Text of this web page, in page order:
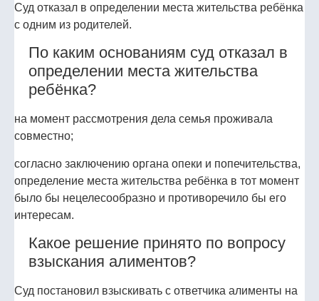
Суд отказал в определении места жительства ребёнка
с одним из родителей.
По каким основаниям суд отказал в
определении места жительства
ребёнка?
на момент рассмотрения дела семья проживала
совместно;
согласно заключению органа опеки и попечительства,
определение места жительства ребёнка в тот момент
было бы нецелесообразно и противоречило бы его
интересам.
Какое решение принято по вопросу
взыскания алиментов?
Суд постановил взыскивать с ответчика алименты на